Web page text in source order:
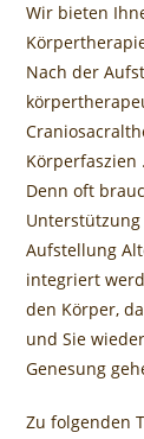
Wir bieten
Nach der
Körperfaszien
Denn oft
Aufstellung
integriert
den Körper,
und Sie
Genesung
Zu folgenden